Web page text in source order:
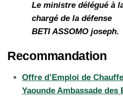
Le ministre délégué à
chargé de la défense
BETI ASSOMO joseph.
Recommandation
Offre d’Emploi de
Yaounde Ambassade des